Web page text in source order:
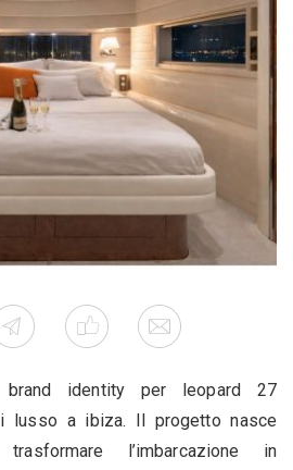
identity per leopard 27
lusso a ibiza. Il progetto nasce
l’imbarcazione in